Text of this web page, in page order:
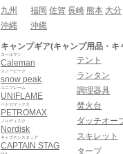
九州
福岡 佐賀 長崎 熊本 大分
沖縄
沖縄
キャンプギア(キャンプ用品・キ
Caleman
コールマン
snow peak
スノーピーク
UNIFLAME
ユニフレーム
PETROMAX
ペトロマックス
Nordisk
ノルディスク
CAPTAIN STAG
キャプテンスタッグ
テント
ランタン
調理器具
焚火台
ダッチオー
スキレット
タープ